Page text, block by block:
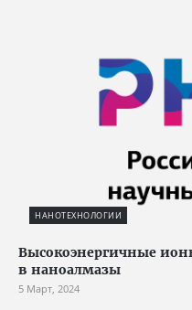
НАНОТЕХНОЛОГИИ
Высокоэнергичные
в наноалмазы
5 Март, 2024